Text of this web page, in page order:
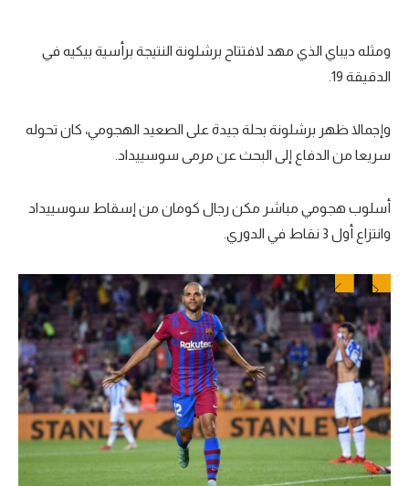
ومثله ديباي الذي مهد لافتتاح برشلونة النتيجة برأسية بيكيه في
الدقيقة 19.
وإجمالا ظهر برشلونة بحلة جيدة على الصعيد الهجومي، كان تحوله
سريعا من الدفاع إلى البحث عن مرمى سوسييداد.
أسلوب هجومي مباشر مكن رجال كومان من إسقاط سوسييداد
وانتزاع أول 3 نقاط في الدوري.